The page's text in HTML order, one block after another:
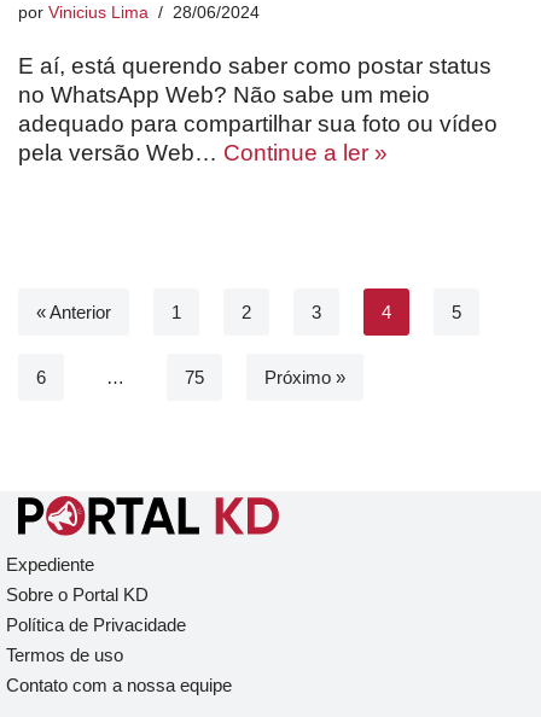
por Vinicius Lima 28/06/2024
E aí, está querendo saber como postar status
no WhatsApp Web? Não sabe um meio
adequado para compartilhar sua foto ou vídeo
pela versão Web… Continue a ler »
« Anterior 1 2 3 4 5
6 … 75 Próximo »
Expediente
Sobre o Portal KD
Política de Privacidade
Termos de uso
Contato com a nossa equipe